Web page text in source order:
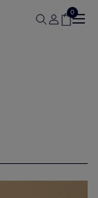
0